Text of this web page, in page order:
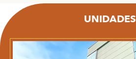
UNIDADES